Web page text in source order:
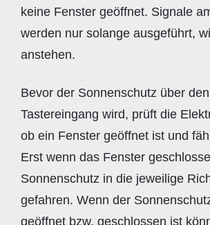
keine Fenster geöffnet. Signale
werden nur solange ausgeführt,
anstehen.
Bevor der Sonnenschutz über den
Tastereingang wird, prüft die
ob ein Fenster geöffnet ist und
Erst wenn das Fenster
Sonnenschutz in die jeweilige
gefahren. Wenn der
geöffnet bzw. geschlossen ist